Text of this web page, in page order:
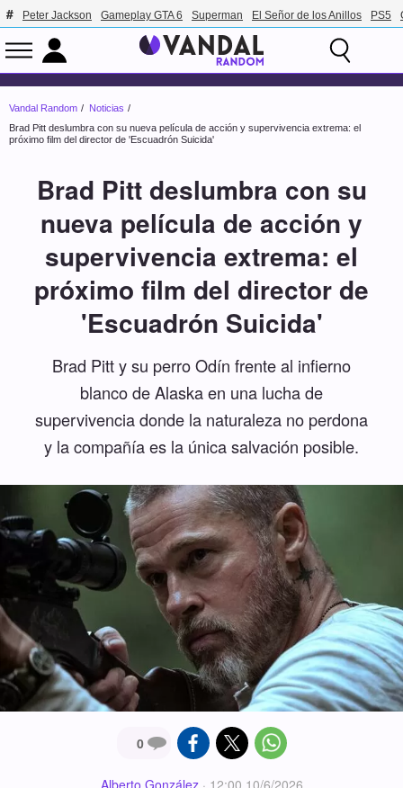
Peter Jackson Gameplay GTA 6 Superman El Señor de los Anillos PS5
Vandal Random
Noticias
Brad Pitt deslumbra con su nueva película de acción y supervivencia extrema: el
próximo film del director de 'Escuadrón Suicida'
Brad Pitt deslumbra con su
nueva película de acción y
supervivencia extrema: el
próximo film del director de
'Escuadrón Suicida'
Brad Pitt y su perro Odín frente al infierno
blanco de Alaska en una lucha de
supervivencia donde la naturaleza no perdona
y la compañía es la única salvación posible.
0
Alberto González· 12:00 10/6/2026